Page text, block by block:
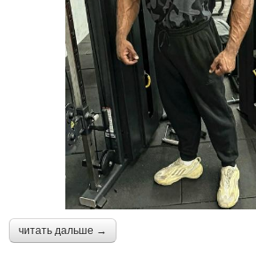
читать дальше →